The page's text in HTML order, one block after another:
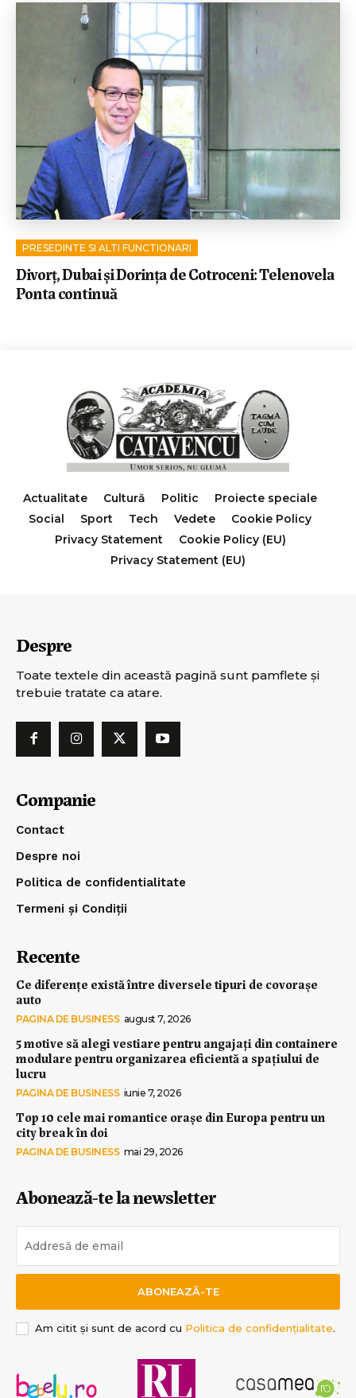
PRESEDINTE SI ALTI FUNCTIONARI
Divorț, Dubai și Dorința de Cotroceni: Telenovela
Ponta continuă
Actualitate Cultură Politic
Proiecte speciale
Social
Sport Tech Vedete
Cookie Policy
Privacy Statement
Cookie Policy (EU)
Privacy Statement (EU)
Despre
Toate textele din această pagină sunt pamflete şi
trebuie tratate ca atare.
Companie
Contact
Despre noi
Politica de confidentialitate
Termeni și Condiții
Recente
Ce diferențe există între diversele tipuri de covorașe
auto
PAGINA DE BUSINESS august 7, 2026
5 motive să alegi vestiare pentru angajați din containere
modulare pentru organizarea eficientă a spațiului de
lucru
PAGINA DE BUSINESS iunie 7, 2026
Top 10 cele mai romantice orașe din Europa pentru un
city break în doi
PAGINA DE BUSINESS mai 29, 2026
Abonează-te la newsletter
ABONEAZĂ-TE
Am citit și sunt de acord cu Politica de confidențialitate.